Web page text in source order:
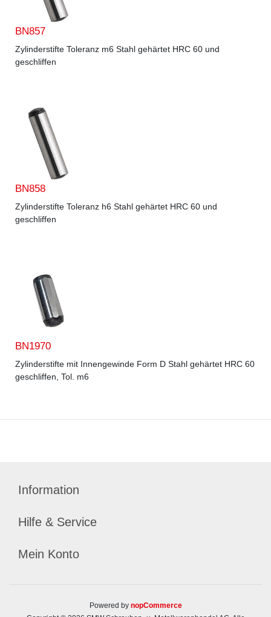
BN857
Zylinderstifte Toleranz m6 Stahl gehärtet HRC 60 und
geschliffen
BN858
Zylinderstifte Toleranz h6 Stahl gehärtet HRC 60 und
geschliffen
BN1970
Zylinderstifte mit Innengewinde Form D Stahl gehärtet HRC 60
geschliffen, Tol. m6
Information
Hilfe & Service
Mein Konto
Powered by nopCommerce